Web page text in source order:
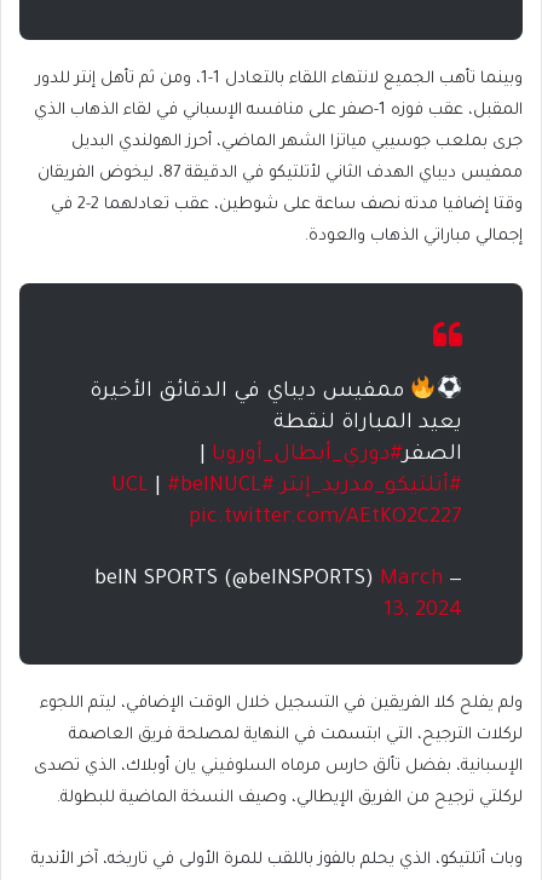
وبينما تأهب الجميع لانتهاء اللقاء بالتعادل 1-1، ومن ثم تأهل إنتر للدور
المقبل، عقب فوزه 1-صفر على منافسه الإسباني في لقاء الذهاب الذي
جرى بملعب جوسيبي مياتزا الشهر الماضي، أحرز الهولندي البديل
ممفيس ديباي الهدف الثاني لأتلتيكو في الدقيقة 87، ليخوض الفريقان
وقتا إضافيا مدته نصف ساعة على شوطين، عقب تعادلهما 2-2 في
إجمالي مباراتي الذهاب والعودة.
ممفيس ديباي في الدقائق الأخيرة
يعيد المباراة لنقطة
الصفر#دوري_أبطال_أوروبا
#أتلتيكو_مدريد_إنتر #UCL
#beINUCL
pic.twitter.com/AEtKO2C227
— beIN SPORTS (@beINSPORTS)
March
13, 2024
ولم يفلح كلا الفريقين في التسجيل خلال الوقت الإضافي، ليتم اللجوء
لركلات الترجيح، التي ابتسمت في النهاية لمصلحة فريق العاصمة
الإسبانية، بفضل تألق حارس مرماه السلوفيني يان أوبلاك، الذي تصدى
لركلتي ترجيح من الفريق الإيطالي، وصيف النسخة الماضية للبطولة.
وبات أتلتيكو، الذي يحلم بالفوز باللقب للمرة الأولى في تاريخه، آخر الأندية